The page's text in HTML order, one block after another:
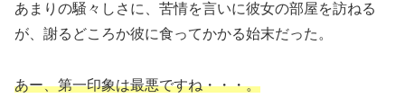
あまりの騒々しさに、苦情を言いに彼女の部屋を訪ねる
が、謝るどころか彼に食ってかかる始末だった。
あー、第一印象は最悪ですね・・・。